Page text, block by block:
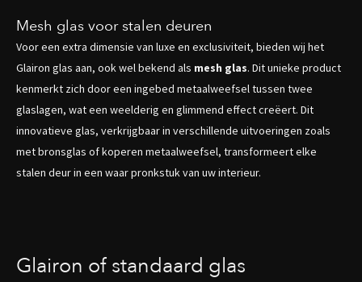
Mesh glas voor stalen deuren
Voor een extra dimensie van luxe en exclusiviteit, bieden wij het
Glairon glas aan, ook wel bekend als mesh glas. Dit unieke product
kenmerkt zich door een ingebed metaalweefsel tussen twee
glaslagen, wat een weelderig en glimmend effect creëert. Dit
innovatieve glas, verkrijgbaar in verschillende uitvoeringen zoals
met bronsglas of koperen metaalweefsel, transformeert elke
stalen deur in een waar pronkstuk van uw interieur.
Glairon of standaard glas